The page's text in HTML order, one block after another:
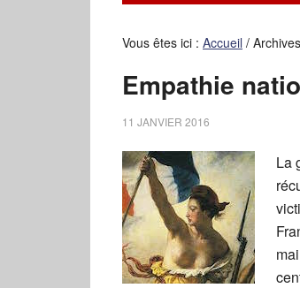
Vous êtes ici : Accueil /
Empathie
11 JANVIER 2016
La